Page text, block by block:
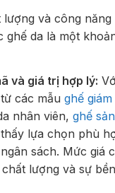
và công
ghế da là một
và giá trị hợp lý:
các mẫu ghế
nhân viên, ghế
lựa chọn phù
sách. Mức giá
lượng và sự